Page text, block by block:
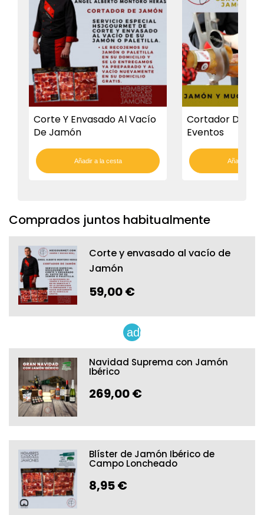
Corte Y Envasado Al Vacío
De Jamón
Añadir a la cesta
Cortador De
Eventos
Añadir a la
Comprados juntos habitualmente
Corte y envasado al vacío de
Jamón
59,00 €
add
Navidad Suprema con Jamón
Ibérico
269,00 €
Blíster de Jamón Ibérico de
Campo Loncheado
8,95 €